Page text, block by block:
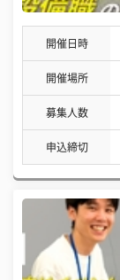
開催日時
開催場所
募集人数
申込締切